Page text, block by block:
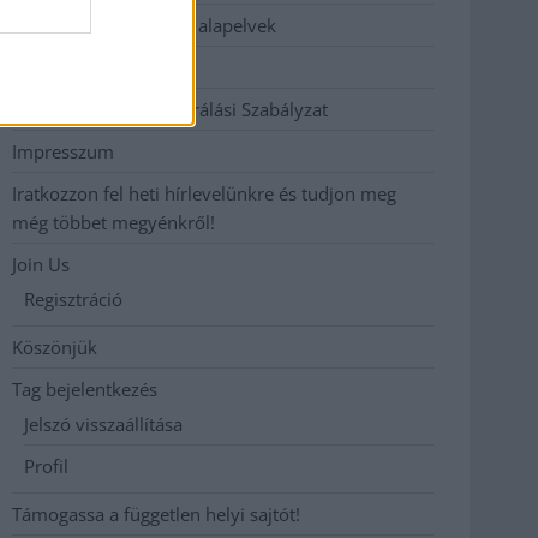
Etikai és függetlenségi alapelvek
Hozzászólási és Moderálási Szabályzat
Impresszum
Iratkozzon fel heti hírlevelünkre és tudjon meg
még többet megyénkről!
Join Us
Regisztráció
Köszönjük
Tag bejelentkezés
Jelszó visszaállítása
Profil
Támogassa a független helyi sajtót!